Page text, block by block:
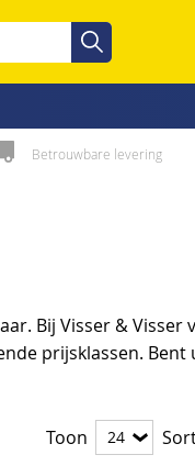
Zoeken
Betrouwbare levering
Bij Visser &
prijsklassen. Bent
Toon